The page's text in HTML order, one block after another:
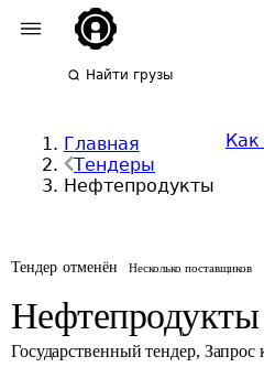
Найти грузы
Главная
Тендеры
Нефтепродукты
Как
Тендер отменён Несколько поставщиков
Нефтепродукты
Государственный тендер, Запрос